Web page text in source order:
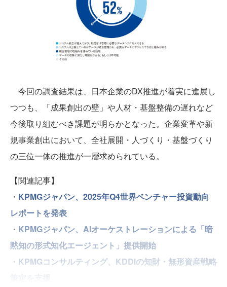
今回の調査結果は、日本企業のDX推進が着実に進展し
つつも、「成果創出の壁」や人材・基盤整備の遅れなど
今後取り組むべき課題が明らかとなった。企業変革や新
規事業創出において、全社展開・人づくり・基盤づくり
の三位一体の推進が一層求められている。
【関連記事】
・ KPMGジャパン、2025年Q4世界ベンチャー投資動向
レポートを発表
・ KPMGジャパン、AIオーケストレーションによる「暗
黙知の形式知化エージェント」提供開始
・ KPMGコンサルティング、KDDIの知財・無形資産戦略